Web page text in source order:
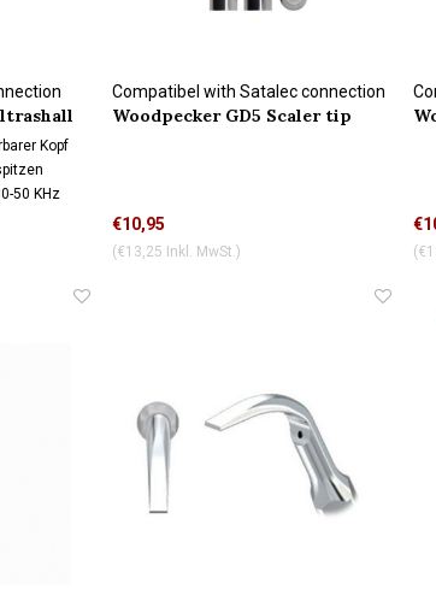
Kopf
50 KHz
Compatibel with Satalec connection
Woodpecker GD5 Scaler tip
€10,95
(€13,25 Inkl. MwSt.)